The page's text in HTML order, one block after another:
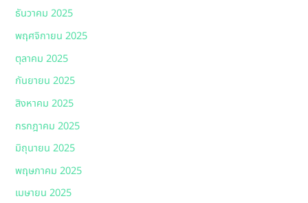
ธันวาคม 2025
พฤศจิกายน 2025
ตุลาคม 2025
กันยายน 2025
สิงหาคม 2025
กรกฎาคม 2025
มิถุนายน 2025
พฤษภาคม 2025
เมษายน 2025